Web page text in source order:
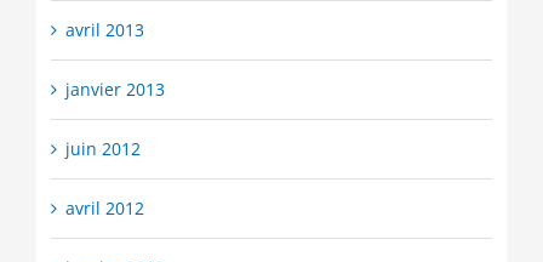
avril 2013
janvier 2013
juin 2012
avril 2012